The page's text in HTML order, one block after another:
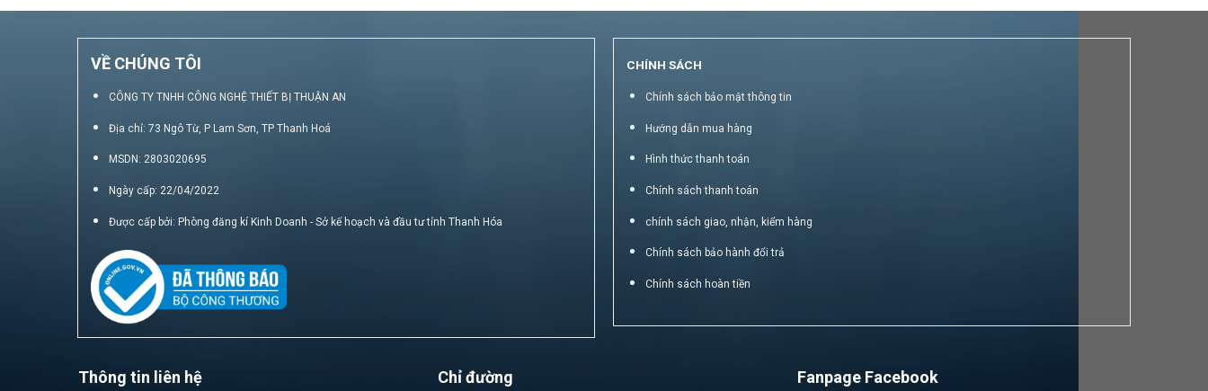
VỀ CHÚNG TÔI
CÔNG TY TNHH CÔNG NGHỆ THIẾT BỊ THUẬN AN
Địa chỉ: 73 Ngô Từ, P Lam Sơn, TP Thanh Hoá
MSDN: 2803020695
Ngày cấp: 22/04/2022
Được cấp bởi: Phòng đăng kí Kinh Doanh - Sở kế hoạch và đầu tư tỉnh Thanh Hóa
CHÍNH SÁCH
Chính sách bảo mật thông tin
Hướng dẫn mua hàng
Hình thức thanh toán
Chính sách thanh toán
chính sách giao, nhận, kiểm hàng
Chính sách bảo hành đổi trả
Chính sách hoàn tiền
Thông tin liên hệ Chỉ đường Fanpage Facebook